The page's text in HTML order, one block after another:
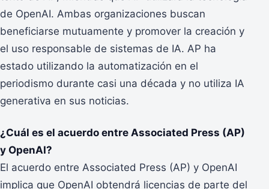
de OpenAI. Ambas organizaciones buscan
beneficiarse mutuamente y promover la creación y
el uso responsable de sistemas de IA. AP ha
estado utilizando la automatización en el
periodismo durante casi una década y no utiliza IA
generativa en sus noticias.
¿Cuál es el acuerdo entre Associated Press (AP)
y OpenAI?
El acuerdo entre Associated Press (AP) y OpenAI
implica que OpenAI obtendrá licencias de parte del